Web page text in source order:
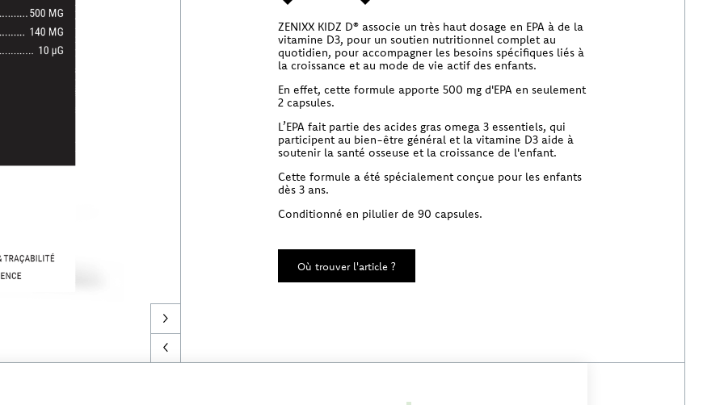
ZENIXX KIDZ D® associe un très haut dosage en EPA à de la
vitamine D3, pour un soutien nutritionnel complet au
quotidien, pour accompagner les besoins spécifiques liés à
la croissance et au mode de vie actif des enfants.
En effet, cette formule apporte 500 mg d'EPA en seulement
2 capsules.
L’EPA fait partie des acides gras omega 3 essentiels, qui
participent au bien-être général et la vitamine D3 aide à
soutenir la santé osseuse et la croissance de l'enfant.
Cette formule a été spécialement conçue pour les enfants
dès 3 ans.
Conditionné en pilulier de 90 capsules.
Où trouver l'article ?